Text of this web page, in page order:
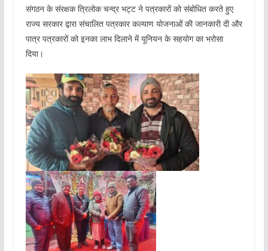
संगठन के संरक्षक त्रिलोक चन्द्र भट्ट ने पत्रकारों को संबोधित करते हुए
राज्य सरकार द्वारा संचालित पत्रकार कल्याण योजनाओं की जानकारी दी और
पात्र पत्रकारों को इनका लाभ दिलाने में यूनियन के सहयोग का भरोसा
दिया।